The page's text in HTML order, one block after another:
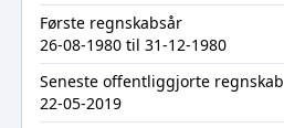
Første regnskabsår
26-08-1980 til 31-12-1980
Seneste offentliggjorte regnskab
22-05-2019